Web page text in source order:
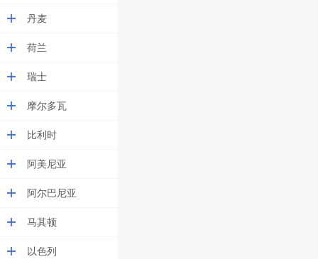
丹麦
荷兰
瑞士
摩尔多瓦
比利时
阿美尼亚
阿尔巴尼亚
马其顿
以色列